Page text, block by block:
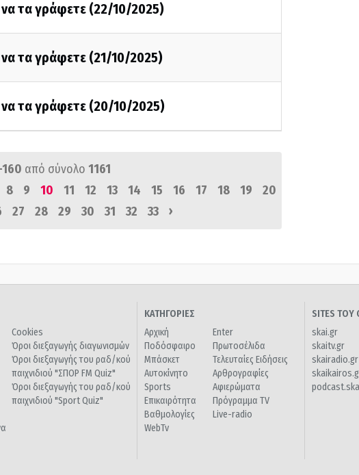
να τα γράφετε (22/10/2025)
να τα γράφετε (21/10/2025)
να τα γράφετε (20/10/2025)
από σύνολο 1161
8 9 10 11 12 13 14 15 16 17 18 19
20
27 28 29 30 31 32 33 ›
Cookies
Όροι διεξαγωγής διαγωνισμών
Όροι διεξαγωγής του ραδ/κού
παιχνιδιού "ΣΠΟΡ FM Quiz"
Όροι διεξαγωγής του ραδ/κού
παιχνιδιού "Sport Quiz"
ΚΑΤΗΓΟΡΙΕΣ
Αρχική
Ποδόσφαιρο
Μπάσκετ
Αυτοκίνητο
Sports
Επικαιρότητα
Βαθμολογίες
WebTv
Enter
Πρωτοσέλιδα
Τελευταίες Ειδήσεις
Αρθρογραφίες
Αφιερώματα
Πρόγραμμα TV
Live-radio
SITES
skai.gr
skaitv.gr
skairadio.gr